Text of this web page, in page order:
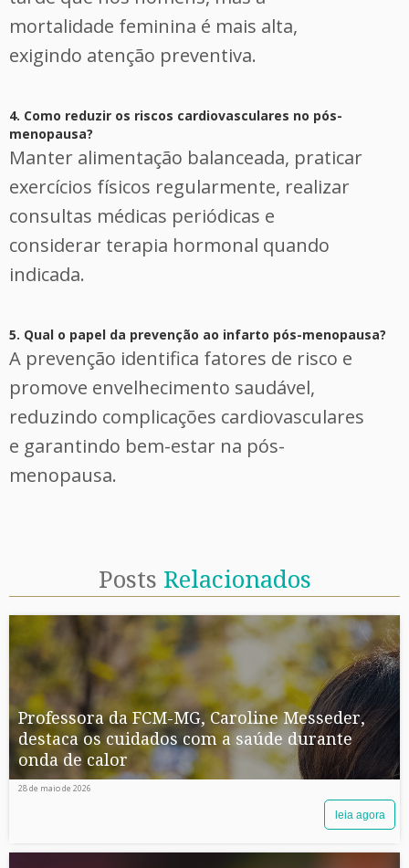
mortalidade feminina é mais alta,
exigindo atenção preventiva.
4. Como reduzir os riscos cardiovasculares no pós-
menopausa?
Manter alimentação balanceada, praticar
exercícios físicos regularmente, realizar
consultas médicas periódicas e
considerar terapia hormonal quando
indicada.
5. Qual o papel da prevenção ao infarto pós-menopausa?
A prevenção identifica fatores de risco e
promove envelhecimento saudável,
reduzindo complicações cardiovasculares
e garantindo bem-estar na pós-
menopausa.
Posts Relacionados
Professora da FCM-MG, Caroline Messeder,
destaca os cuidados com a saúde durante
onda de calor
28 de maio de 2026
leia agora